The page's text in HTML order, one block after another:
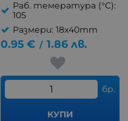
Раб. темература (°C):
105
Размери: 18x40mm
0.95 € / 1.86 лв.
бр.
КУПИ